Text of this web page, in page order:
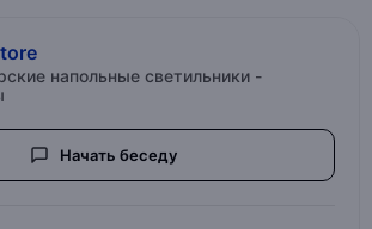
напольные светильники -
Начать беседу